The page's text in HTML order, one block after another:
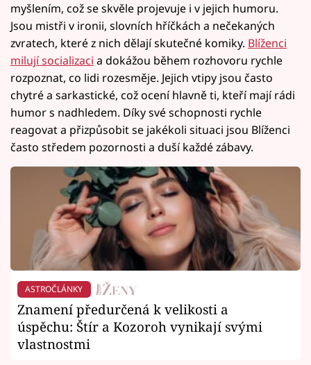
myšlením, což se skvěle projevuje i v jejich humoru.
Jsou mistři v ironii, slovních hříčkách a nečekaných
zvratech, které z nich dělají skutečné komiky. Blíženci
milují socializaci a dokážou během rozhovoru rychle
rozpoznat, co lidi rozesměje. Jejich vtipy jsou často
chytré a sarkastické, což ocení hlavně ti, kteří mají rádi
humor s nadhledem. Díky své schopnosti rychle
reagovat a přizpůsobit se jakékoli situaci jsou Blíženci
často středem pozornosti a duší každé zábavy.
ASTROČLÁNKY
Znamení předurčená k velikosti a
úspěchu: Štír a Kozoroh vynikají svými
vlastnostmi